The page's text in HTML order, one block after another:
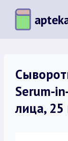
Перейти
содержимому
Serum-
лица, 25